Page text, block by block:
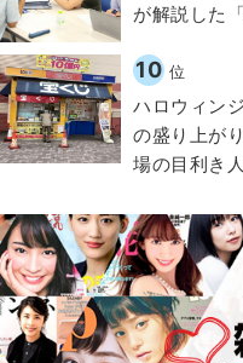
が解説した
10 位
ハロウィン
の盛り上が
場の目利き